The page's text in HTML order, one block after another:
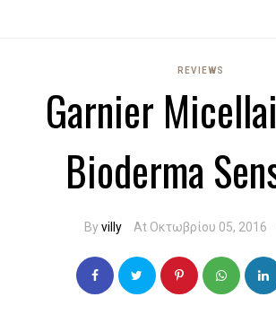
REVIEWS
Garnier
Bioderma
Byvilly At Οκτωβρίου 05, 2016